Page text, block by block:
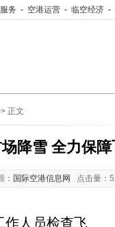
务 - 空港运营 - 临空经济 -
正文
降雪 全力保
： 国际空港信息网 点击量：